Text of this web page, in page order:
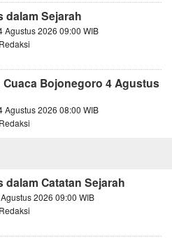
dalam Sejarah
Agustus 2026 09:00 WIB
Cuaca Bojonegoro 4 Agustus
Agustus 2026 08:00 WIB
dalam Catatan Sejarah
2026 09:00 WIB